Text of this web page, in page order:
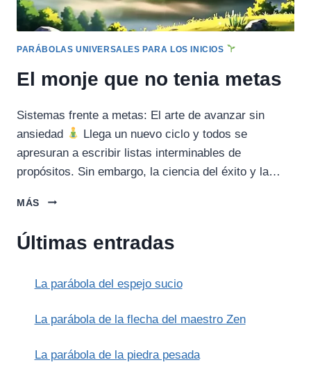
PARÁBOLAS UNIVERSALES PARA LOS INICIOS
El monje que no tenia metas
Sistemas frente a metas: El arte de avanzar sin
ansiedad
Llega un nuevo ciclo y todos se
apresuran a escribir listas interminables de
propósitos. Sin embargo, la ciencia del éxito y la…
MÁS
EL
NO
Últimas entradas
La parábola del espejo sucio
La parábola de la flecha del maestro Zen
La parábola de la piedra pesada